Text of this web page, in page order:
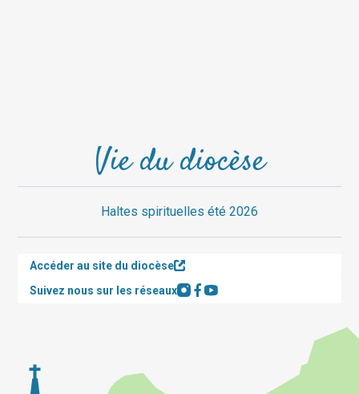
Vie du diocèse
Haltes spirituelles été 2026
Accéder au site du diocèse
Suivez nous sur les réseaux